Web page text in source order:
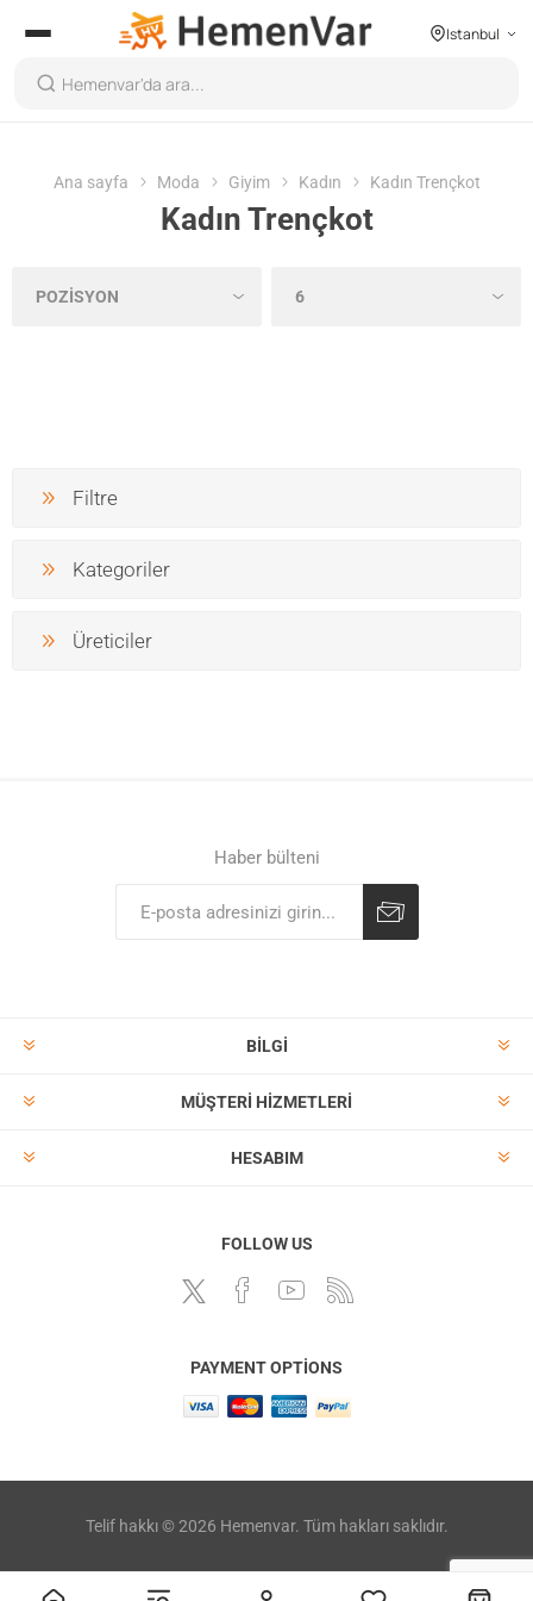
Istanbul
Ana sayfa Moda Giyim Kadın Kadın Trençkot
Kadın Trençkot
Filtre
Kategoriler
Üreticiler
Haber bülteni
BILGI
MÜŞTERI HIZMETLERI
HESABIM
FOLLOW US
PAYMENT OPTIONS
Telif hakkı © 2026 Hemenvar. Tüm hakları saklıdır.